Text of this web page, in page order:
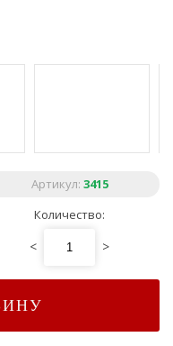
Артикул: 3415
Количество:
< >